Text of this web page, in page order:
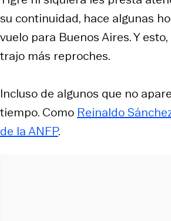
su continuidad, hace algunas
vuelo para Buenos Aires. Y
trajo más reproches.
Incluso de algunos que no
tiempo. Como Reinaldo
de la ANFP.